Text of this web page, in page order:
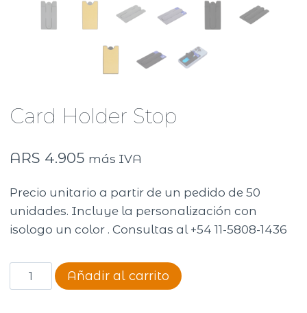
Card Holder Stop
ARS 4.905 más IVA
Precio unitario a partir de un pedido de 50
unidades. Incluye la personalización con
isologo un color . Consultas al +54 11-5808-1436
Card
Holder
Añadir al carrito